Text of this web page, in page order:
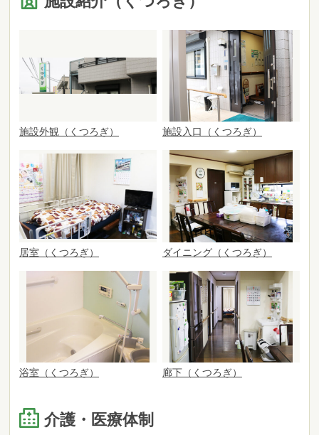
施設外観（くつろぎ） 施設入口（くつろぎ）
居室（くつろぎ） ダイニング（くつろぎ）
浴室（くつろぎ） 廊下（くつろぎ）
介護・医療体制